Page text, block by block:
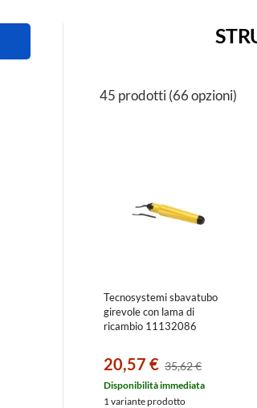
45 prodotti(66 opzioni)
Tecnosystemi sbavatubo
girevole con lama di
ricambio 11132086
20,57 € 35,62 €
Disponibilità immediata
1 variante prodotto